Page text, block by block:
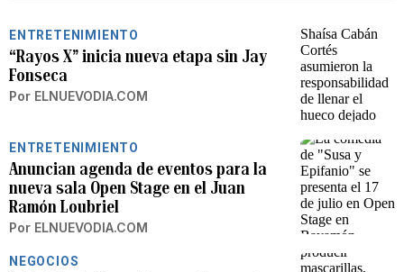
ENTRETENIMIENTO
“Rayos X” inicia nueva etapa sin Jay
Fonseca
Por ELNUEVODIA.COM
ENTRETENIMIENTO
Anuncian agenda de eventos para la
nueva sala Open Stage en el Juan
Ramón Loubriel
Por ELNUEVODIA.COM
NEGOCIOS